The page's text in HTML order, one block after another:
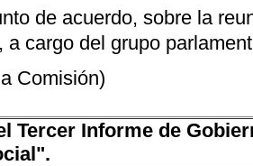
de acuerdo, sobre la
a cargo del grupo
Comisión)
Tercer Informe de